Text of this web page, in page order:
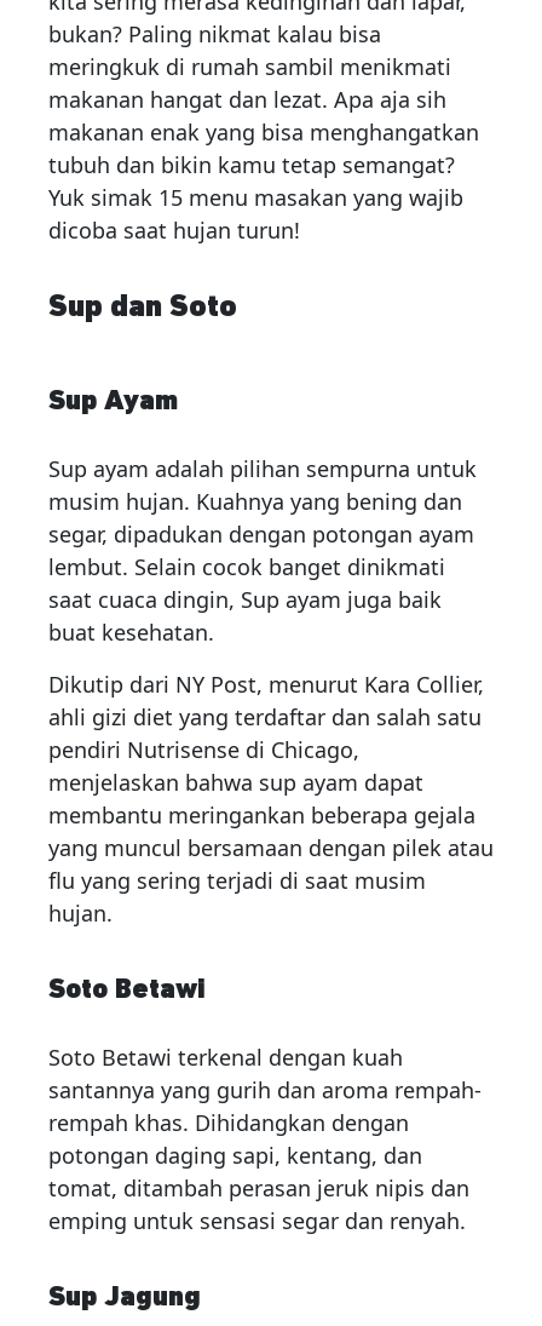
bukan? Paling nikmat kalau bisa
meringkuk di rumah sambil menikmati
makanan hangat dan lezat. Apa aja sih
makanan enak yang bisa menghangatkan
tubuh dan bikin kamu tetap semangat?
Yuk simak 15 menu masakan yang wajib
dicoba saat hujan turun!
Sup dan Soto
Sup Ayam
Sup ayam adalah pilihan sempurna untuk
musim hujan. Kuahnya yang bening dan
segar, dipadukan dengan potongan ayam
lembut. Selain cocok banget dinikmati
saat cuaca dingin, Sup ayam juga baik
buat kesehatan.
Dikutip dari NY Post, menurut Kara Collier,
ahli gizi diet yang terdaftar dan salah satu
pendiri Nutrisense di Chicago,
menjelaskan bahwa sup ayam dapat
membantu meringankan beberapa gejala
yang muncul bersamaan dengan pilek atau
flu yang sering terjadi di saat musim
hujan.
Soto Betawi
Soto Betawi terkenal dengan kuah
santannya yang gurih dan aroma rempah-
rempah khas. Dihidangkan dengan
potongan daging sapi, kentang, dan
tomat, ditambah perasan jeruk nipis dan
emping untuk sensasi segar dan renyah.
Sup Jagung